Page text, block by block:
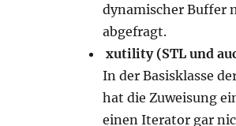
dynamischer Buffer
abgefragt.
xutility (STL und
In der Basisklasse
hat die Zuweisung
einen Iterator gar